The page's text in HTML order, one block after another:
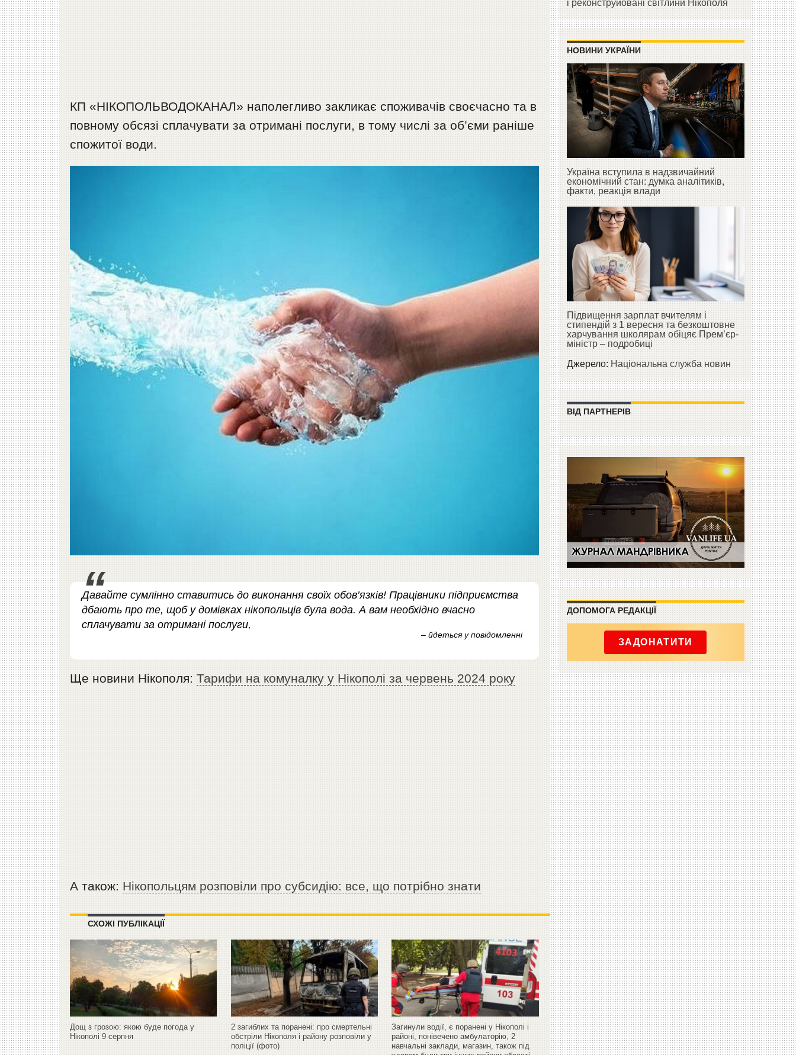
КП «НІКОПОЛЬВОДОКАНАЛ» наполегливо закликає споживачів своєчасно та в
повному обсязі сплачувати за отримані послуги, в тому числі за об’єми раніше
спожитої води.
Давайте сумлінно ставитись до виконання своїх обов’язків! Працівники підприємства
дбають про те, щоб у домівках нікопольців була вода. А вам необхідно вчасно
сплачувати за отримані послуги,
– йдеться у повідомленні
Ще новини Нікополя:Тарифи на комуналку у Нікополі за червень 2024 року
А також: Нікопольцям розповіли про субсидію: все, що потрібно знати
СХОЖІ ПУБЛІКАЦІЇ
Дощ з грозою: якою буде погода у
Нікополі 9 серпня
2 загиблих та поранені: про смертельні
обстріли Нікополя і району розповіли у
поліції (фото)
Загинули водії, є поранені у Нікополі і
районі, понівечено амбулаторію, 2
навчальні заклади, магазин, також під
і реконструйовані світлини Нікополя
НОВИНИ УКРАЇНИ
Україна вступила в надзвичайний
економічний стан: думка аналітиків,
факти, реакція влади
Підвищення зарплат вчителям і
стипендій з 1 вересня та безкоштовне
харчування школярам обіцяє Прем’єр-
міністр – подробиці
Джерело:Національна служба новин
ВІД ПАРТНЕРІВ
ДОПОМОГА РЕДАКЦІЇ
ЗАДОНАТИТИ